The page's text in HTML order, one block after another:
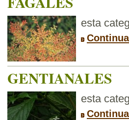
esta
GENTIANALES
esta